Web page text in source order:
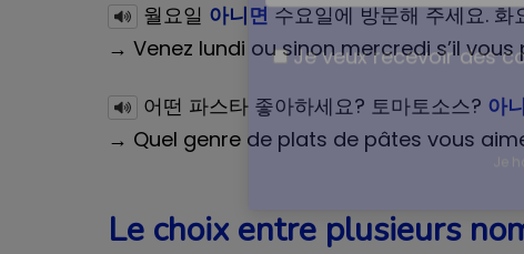
월요일 아니면수요일에 방문해 주세요. 화
→ Venez lundi ou sinon mercredi s’il
어떤 파스타 좋아하세요? 토마토소스? 아
→ Quel genre de plats de pâtes vous
Le choix entre plusieurs
Savoir lire l'heure, la
Un guide utile et